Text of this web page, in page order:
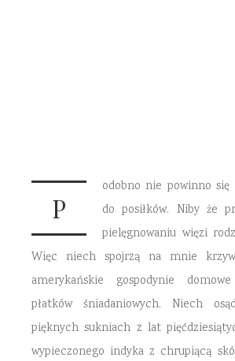
P
odobno nie powinno się
do posiłków. Niby że
pielęgnowaniu więzi
Więc niech spojrzą na mnie
amerykańskie gospodynie
płatków śniadaniowych. Niech
pięknych sukniach z lat
wypieczonego indyka z chrupiącą